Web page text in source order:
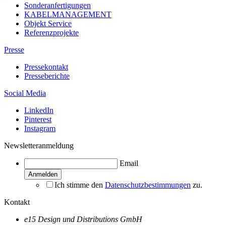
Sonderanfertigungen
KABELMANAGEMENT
Objekt Service
Referenzprojekte
Presse
Pressekontakt
Presseberichte
Social Media
LinkedIn
Pinterest
Instagram
Newsletteranmeldung
Email
Ich stimme den Datenschutzbestimmungen zu.
Kontakt
e15 Design und Distributions GmbH